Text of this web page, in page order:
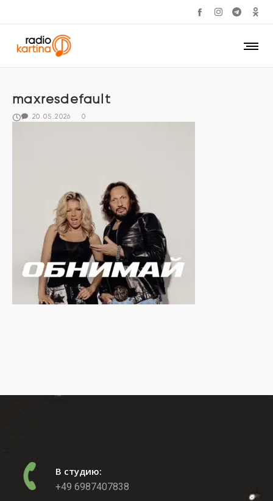
maxresdefault
20.05.2026 0
В студию:
+49 6987407838